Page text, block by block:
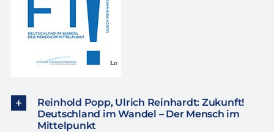
Reinhold Popp, Ulrich Reinhardt: Zukunft!
Deutschland im Wandel – Der Mensch im
Mittelpunkt